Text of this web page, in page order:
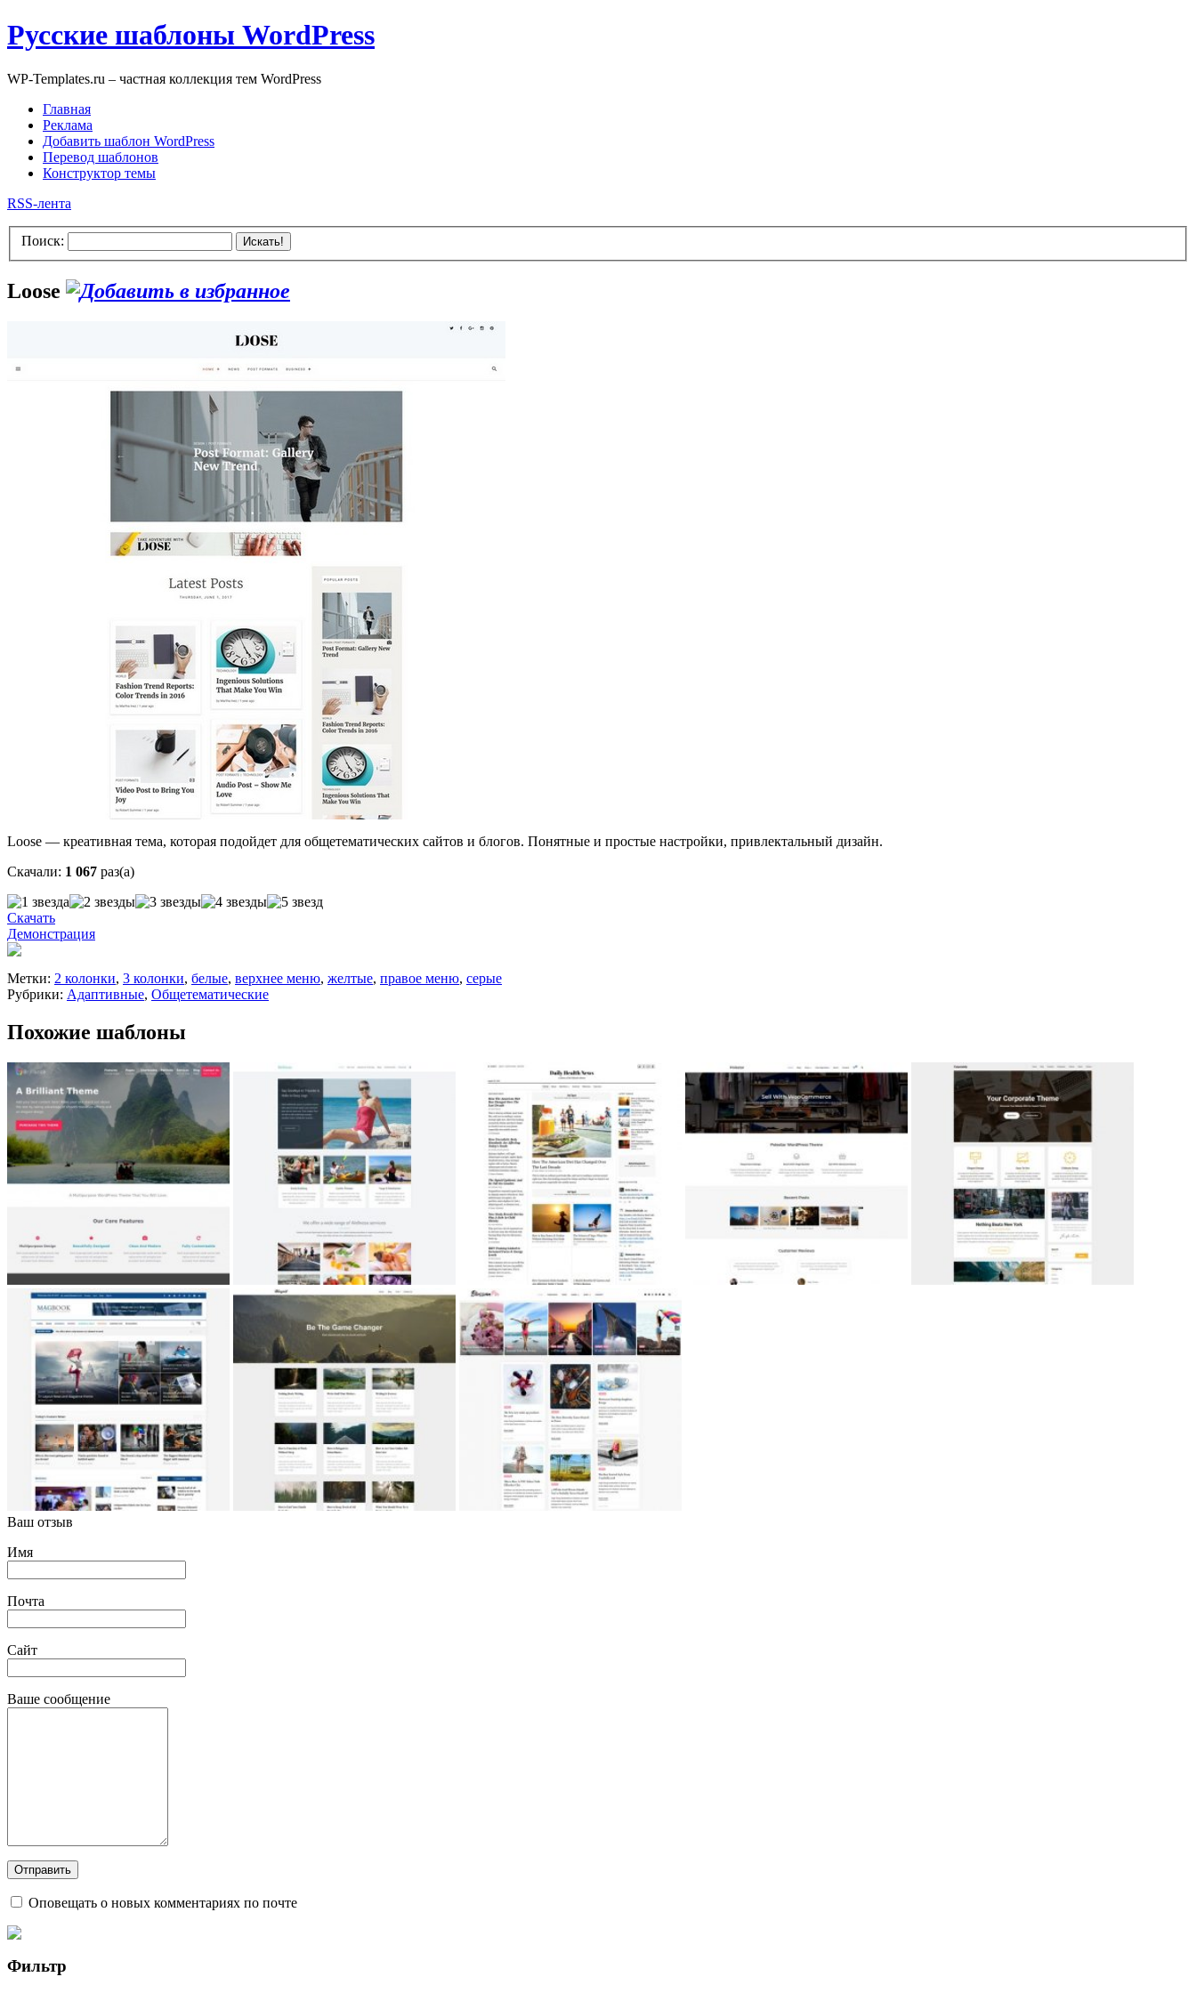
Русские шаблоны WordPress
WP-Templates.ru – частная коллекция тем WordPress
Главная
Реклама
Добавить шаблон WordPress
Перевод шаблонов
Конструктор темы
RSS-лента
Поиск: Искать!
Loose
Loose — креативная тема, которая подойдет для общетематических сайтов и блогов. Понятные и простые настройки, привлектальный дизайн.
Скачали: 1 067 раз(а)
Скачать
Демонстрация
Метки: 2 колонки, 3 колонки, белые, верхнее меню, желтые, правое меню, серые
Рубрики: Адаптивные, Общетематические
Похожие шаблоны
Ваш отзыв
Имя
Почта
Сайт
Ваше сообщение
Оповещать о новых комментариях по почте
Фильтр